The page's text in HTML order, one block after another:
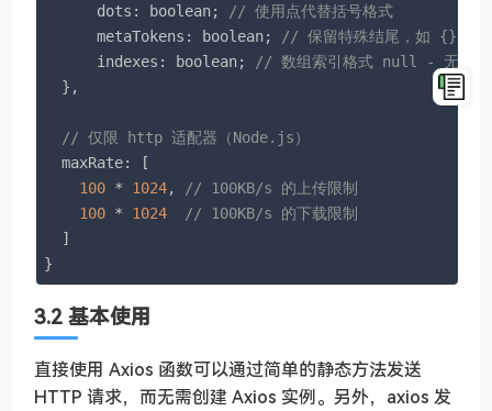
      dots: boolean;
// 使用点代替括号格式
      metaTokens: boolean;
// 保留特殊结尾，如 {} 在
      indexes: boolean;
// 数组索引格式 null - 无括
  },
// 仅限 http 适配器（Node.js）
maxRate: [
100 * 1024,
// 100KB/s 的上传限制
100 * 1024
// 100KB/s 的下载限制
  ]
}
3.2 基本使用
直接使用 Axios 函数可以通过简单的静态方法发送
HTTP 请求，而无需创建 Axios 实例。另外，axios 发